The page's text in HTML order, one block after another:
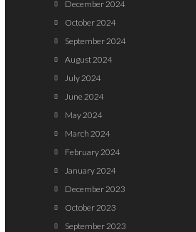
December 2024
October 2024
September 2024
August 2024
July 2024
June 2024
May 2024
March 2024
February 2024
January 2024
December 2023
October 2023
September 2023